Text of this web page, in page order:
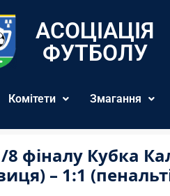
АСОЦІАЦІЯ
ФУТБОЛУ
Комітети Змагання
8 фіналу Кубка
– 1:1